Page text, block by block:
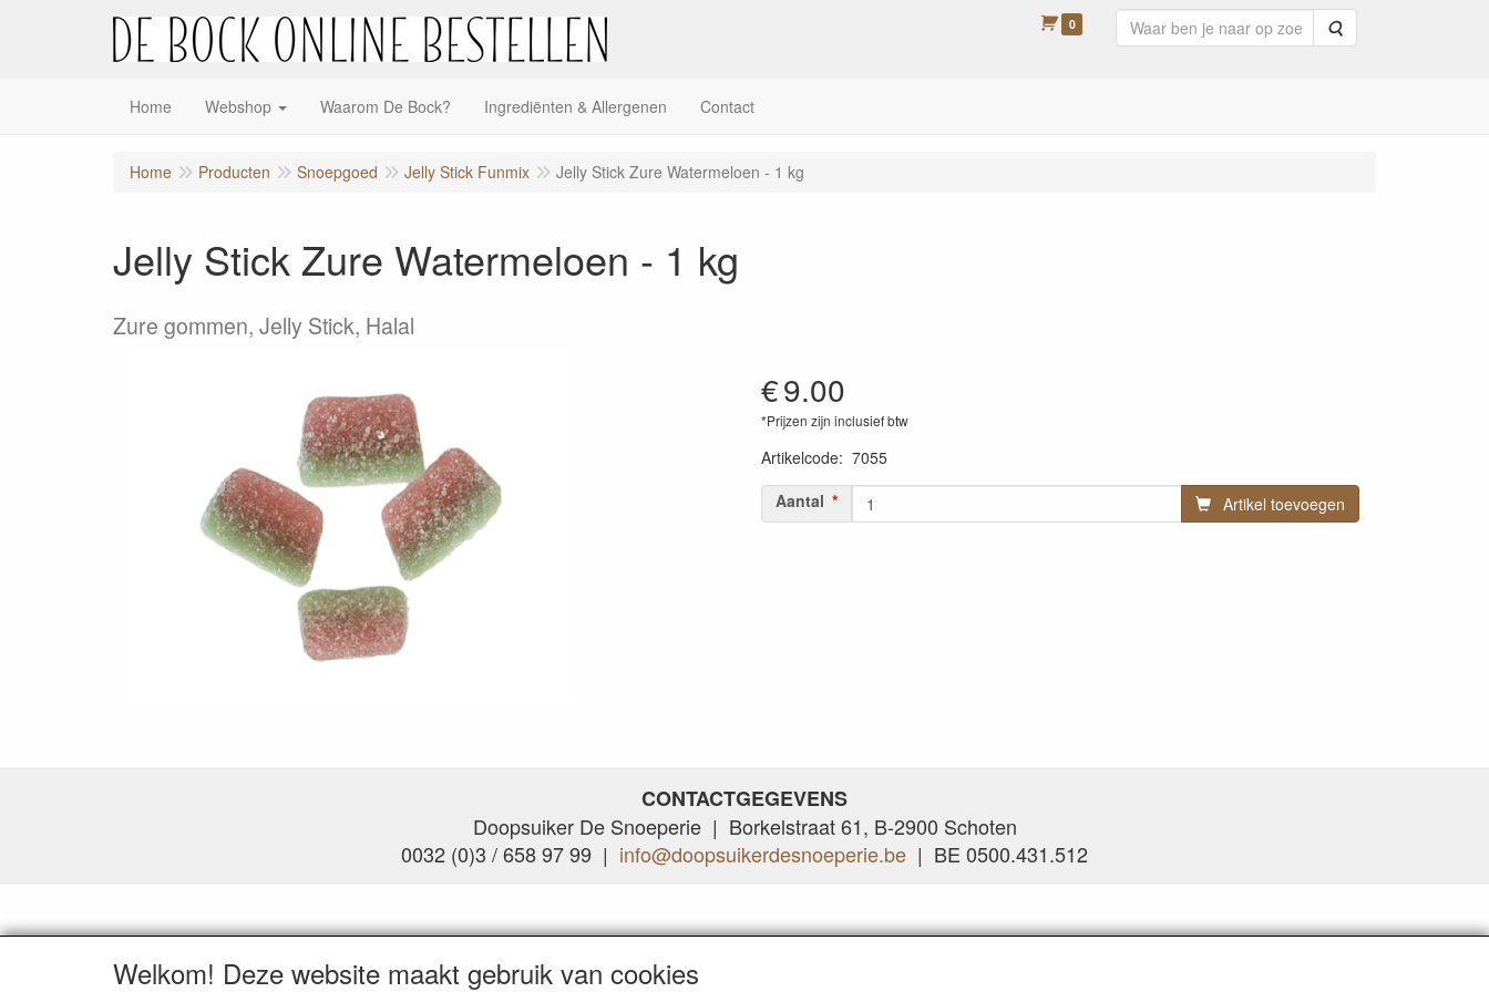
0 Zoeken
Home Webshop Waarom De Bock? Ingrediënten & Allergenen Contact
Home Producten Snoepgoed Jelly Stick Funmix Jelly Stick Zure Watermeloen - 1 kg
Jelly Stick Zure Watermeloen - 1 kg
Zure gommen, Jelly Stick, Halal
€9.00
*Prijzen zijn inclusief btw
Artikelcode: 7055
Aantal
Artikel toevoegen
CONTACTGEGEVENS
Doopsuiker De Snoeperie | Borkelstraat 61, B-2900 Schoten
0032 (0)3 / 658 97 99 | info@doopsuikerdesnoeperie.be | BE 0500.431.512
Welkom! Deze website maakt gebruik van cookies